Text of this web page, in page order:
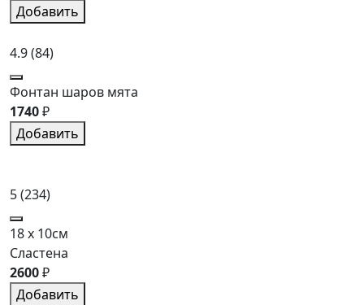
Добавить
4.9(84)
Фонтан шаров мята
1740₽
Добавить
5(234)
18 x 10см
Сластена
2600₽
Добавить